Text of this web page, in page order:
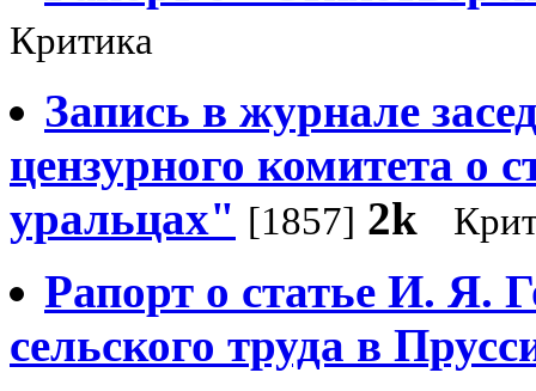
Критика
Запись в журнале
цензурного комитета о
уральцах" [1857] 2k
Рапорт о статье И. Я.
сельского труда в